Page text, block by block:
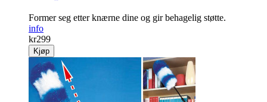
Former seg etter knærne dine og gir behagelig støtte.
info
kr299
Kjøp